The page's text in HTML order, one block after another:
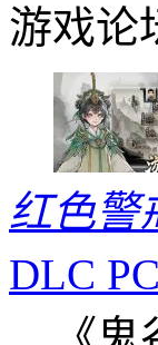
游戏论
红色警
DLC